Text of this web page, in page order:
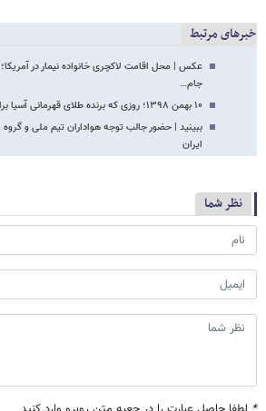
خبرهای مرتبط
عکس | محل اقامت لاکچری خانواده نیمار در
جام…
۱۰ بهمن ۱۳۹۸؛ روزی که برنده طلای قهرمانی آسیا برای ترک به کمپ رفت
ببینید | حضور جالب توجه هواداران تیم ملی و
ایران
نظر شما